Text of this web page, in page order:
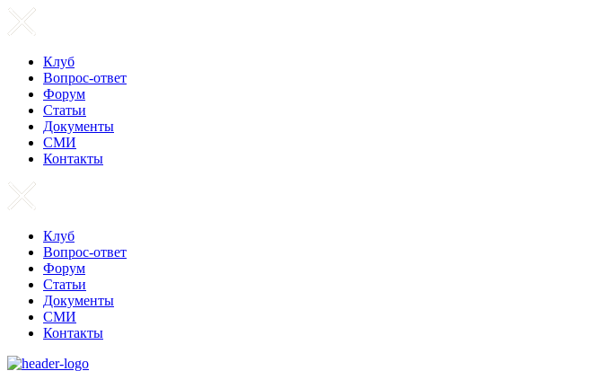
Клуб
Вопрос-ответ
Форум
Статьи
Документы
СМИ
Контакты
Клуб
Вопрос-ответ
Форум
Статьи
Документы
СМИ
Контакты